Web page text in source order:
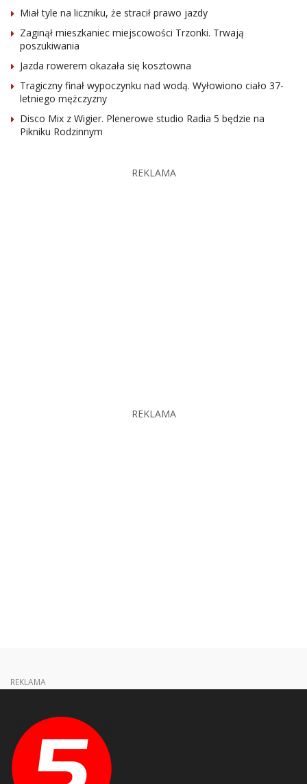
Miał tyle na liczniku, że stracił prawo jazdy
Zaginął mieszkaniec miejscowości Trzonki. Trwają
poszukiwania
Jazda rowerem okazała się kosztowna
Tragiczny finał wypoczynku nad wodą. Wyłowiono ciało 37-
letniego mężczyzny
Disco Mix z Wigier. Plenerowe studio Radia 5 będzie na
Pikniku Rodzinnym
REKLAMA
REKLAMA
REKLAMA